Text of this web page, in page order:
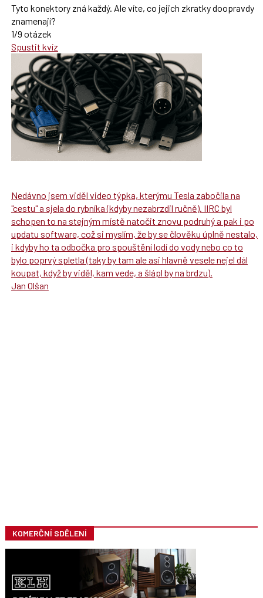
Tyto konektory zná každý. Ale víte, co jejich zkratky doopravdy
znamenají?
1/9 otázek
Spustit kvíz
Nedávno jsem viděl video týpka, kterýmu Tesla zabočila na
"cestu" a sjela do rybníka (kdyby nezabrzdil ručně). IIRC byl
schopen to na stejným místě natočit znovu podruhý a pak i po
updatu software, což si myslím, že by se člověku úplně nestalo,
i kdyby ho ta odbočka pro spouštění lodí do vody nebo co to
bylo poprvý spletla (taky by tam ale asi hlavně vesele nejel dál
koupat, když by viděl, kam vede, a šlápl by na brdzu).
Jan Olšan
KOMERČNÍ SDĚLENÍ